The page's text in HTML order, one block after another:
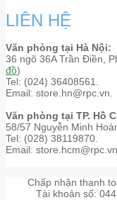
LIÊN HỆ
Văn phòng tại Hà Nội:
36 ngõ 36A Trần Điền,
đồ)
Tel: (024) 36408561.
Email: store.hn@rpc.vn.
Văn phòng tại TP. Hồ
58/57 Nguyễn Minh
Tel: (028) 38119870.
Email: store.hcm@rpc.vn.
Chấp nhận thanh
Tài khoản số: